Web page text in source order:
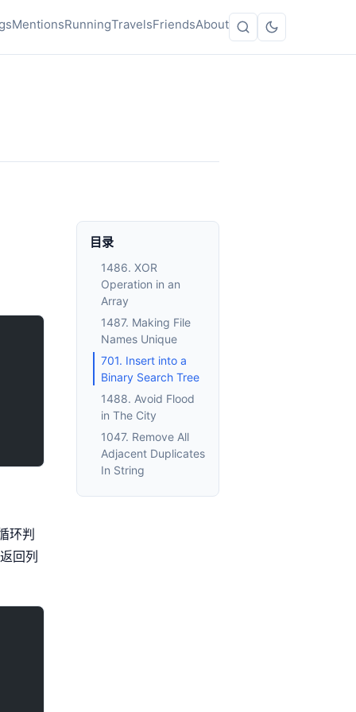
MentionsRunningTravelsFriendsAbout
环判
回列
目录
1486. XOR
Operation in an
Array
1487. Making File
Names Unique
701. Insert into a
Binary Search Tree
1488. Avoid Flood
in The City
1047. Remove All
Adjacent Duplicates
In String